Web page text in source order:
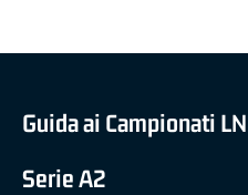
Guida ai Campionati
Serie A2